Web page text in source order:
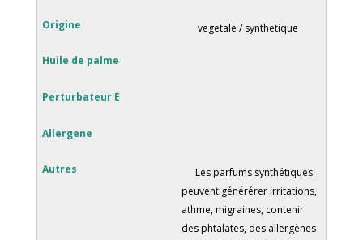
vegetale / synthetique
Les parfums synthétiques
peuvent générérer irritations,
athme, migraines, contenir
des phtalates, des allergènes